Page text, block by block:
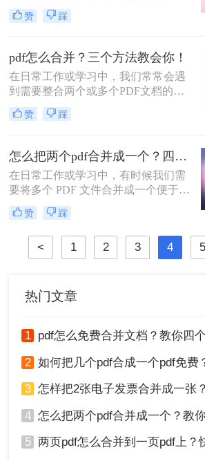
的电脑里都有很多PDF文件。有时
候，为了方便文件的整理和更好的阅
的PDF文件合并在一起。那么，如何
把多个pdf合并成一个pdf呢？下面将
分享三种简单易操作的方法。让我们
来看看。
赞 踩
pdf怎么合并？三个方法教会你！
在日常工作或学习中，我们常常会遇
到需要整合两个或多个PDF文档的情
况。那么，如何才能快速而有效地完
成这项任务呢？在本文中，我们将为
足您的需求。
赞 踩
怎么把两个pdf合并成一个？四种方法帮你轻松搞定！
在日常工作或学习中，有时候我们需
要将多个 PDF 文件合并成一个便于管
理和分享。但是，对于不熟悉 PDF 操
作的人来说，这是一个棘手的问题。
本文就为大家介绍几种怎么把两个pdf
合并成一个的方法，帮助大家轻松解
决这个问题。
赞 踩
< 1 2 3 4 5
热门文章
1 pdf怎么免费合并文档？教你四
2 如何把几个pdf合成一个pdf免费？三种
3 怎样把2张电子发票合并成一张？这三种
4 怎么把两个pdf合并成一个？教你4种方
5 两页pdf怎么合并到一页pdf上？快来试